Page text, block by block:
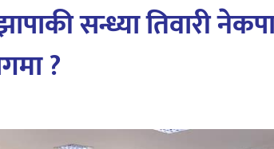
सन्ध्या तिवारी नेकपा
?